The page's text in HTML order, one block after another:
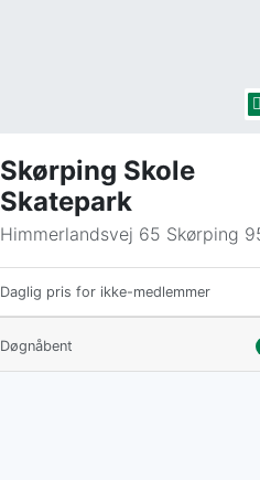
Skørping Skole
Skatepark
Himmerlandsvej 65 Skørping
Daglig pris for ikke-medlemmer
Døgnåbent